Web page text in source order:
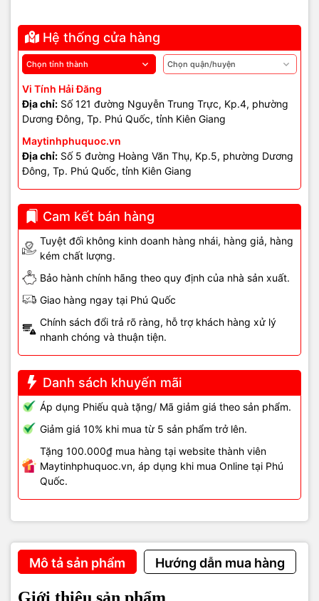
Hệ thống cửa hàng
Vi Tính Hải Đăng
Địa chỉ: Số 121 đường Nguyễn Trung Trực, Kp.4, phường
Dương Đông, Tp. Phú Quốc, tỉnh Kiên Giang
Maytinhphuquoc.vn
Địa chỉ: Số 5 đường Hoàng Văn Thụ, Kp.5, phường Dương
Đông, Tp. Phú Quốc, tỉnh Kiên Giang
Cam kết bán hàng
Tuyệt đối không kinh doanh hàng nhái, hàng giả, hàng
kém chất lượng.
Bảo hành chính hãng theo quy định của nhà sản xuất.
Giao hàng ngay tại Phú Quốc
Chính sách đổi trả rõ ràng, hỗ trợ khách hàng xử lý
nhanh chóng và thuận tiện.
Danh sách khuyến mãi
Áp dụng Phiếu quà tặng/ Mã giảm giá theo sản phẩm.
Giảm giá 10% khi mua từ 5 sản phẩm trở lên.
Tặng 100.000₫ mua hàng tại website thành viên
Maytinhphuquoc.vn, áp dụng khi mua Online tại Phú
Quốc.
Mô tả sản phẩm Hướng dẫn mua hàng
Giới thiệu sản phẩm